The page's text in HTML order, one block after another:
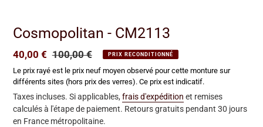
Cosmopolitan - CM2113
Prix
réduit
40,00 € Prix
normal
100,00 € PRIX RECONDITIONNÉ
Le prix rayé est le prix neuf moyen observé pour cette monture sur
différents sites (hors prix des verres). Ce prix est indicatif.
Taxes incluses. Si applicables, frais d'expédition et remises
calculés à l'étape de paiement. Retours gratuits pendant 30 jours
en France métropolitaine.